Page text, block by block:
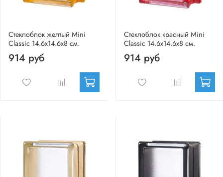
Стеклоблок желтый Mini
Classic 14.6x14.6x8 см.
914 руб
Стеклоблок красный Mini
Classic 14.6x14.6x8 см.
914 руб